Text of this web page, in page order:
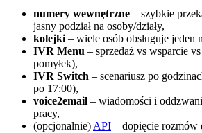
numery wewnętrzne – szybkie
jasny podział na osoby/działy,
kolejki – wiele osób obsługuje jeden
IVR Menu – sprzedaż vs wsparcie
pomyłek),
IVR Switch – scenariusz po
po 17:00),
voice2email – wiadomości i
pracy,
(opcjonalnie) API – dopięcie